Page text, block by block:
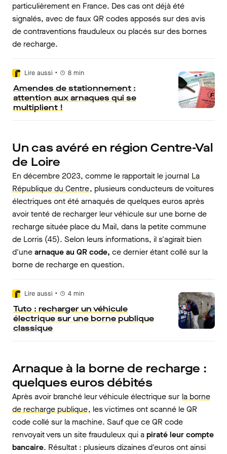
particulièrement en France. Des cas ont déjà été
signalés, avec de faux QR codes apposés sur des avis
de contraventions frauduleux ou placés sur des bornes
de recharge.
Lire aussi • 8 min
Amendes de stationnement :
attention aux arnaques qui se
multiplient !
Un cas avéré en région Centre-Val
de Loire
En décembre 2023, comme le rapportait le journal La
République du Centre, plusieurs conducteurs de voitures
électriques ont été arnaqués de quelques euros après
avoir tenté de recharger leur véhicule sur une borne de
recharge située place du Mail, dans la petite commune
de Lorris (45). Selon leurs informations, il s'agirait bien
d'unearnaque au QR code, ce dernier étant collé sur la
borne de recharge en question.
Lire aussi • 4 min
Tuto : recharger un véhicule
électrique sur une borne publique
classique
Arnaque à la borne de recharge :
quelques euros débités
Après avoir branché leur véhicule électrique sur la borne
de recharge publique, les victimes ont scanné le QR
code collé sur la machine. Sauf que ce QR code
renvoyait vers un site frauduleux qui apiraté leur compte
bancaire. Résultat : plusieurs dizaines d'euros ont ainsi